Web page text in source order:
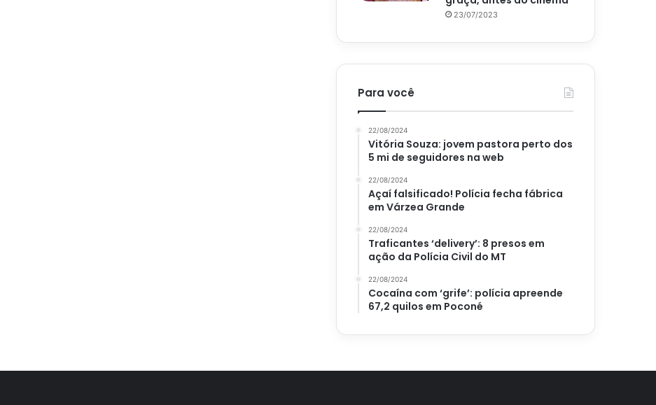
23/07/2023
Para você
22/08/2024
Vitória Souza: jovem pastora perto dos
5 mi de seguidores na web
22/08/2024
Açaí falsificado! Polícia fecha fábrica
em Várzea Grande
22/08/2024
Traficantes ‘delivery’: 8 presos em
ação da Polícia Civil do MT
22/08/2024
Cocaína com ‘grife’: polícia apreende
67,2 quilos em Poconé